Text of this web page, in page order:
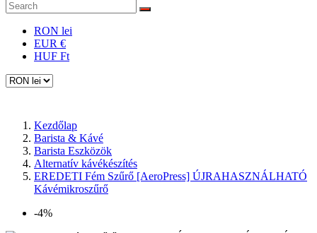
RON lei
EUR €
HUF Ft
Kezdőlap
Barista & Kávé
Barista Eszközök
Alternatív kávékészítés
EREDETI Fém Szűrő [AeroPress] ÚJRAHASZNÁLHATÓ
Kávémikroszűrő
-4%